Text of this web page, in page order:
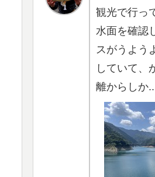
観光で行っ
水面を確認
スがうよう
していて、
離からしか